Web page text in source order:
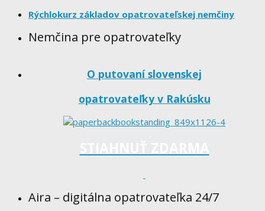
Rýchlokurz základov opatrovateľskej nemčiny
Nemčina pre opatrovateľky
O putovaní slovenskej
opatrovateľky v Rakúsku
Aira – digitálna opatrovateľka 24/7